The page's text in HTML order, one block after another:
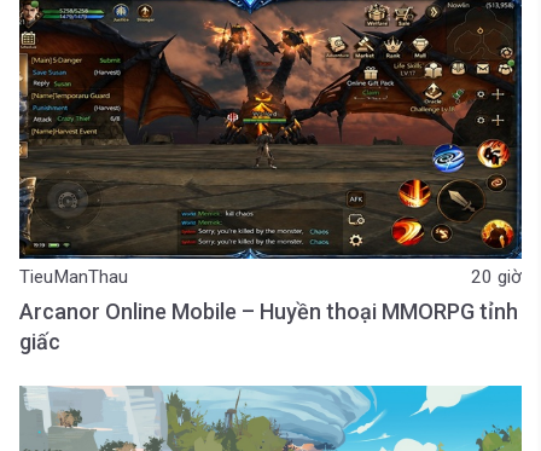
TieuManThau 20 giờ
Arcanor Online Mobile – Huyền thoại MMORPG tỉnh
giấc